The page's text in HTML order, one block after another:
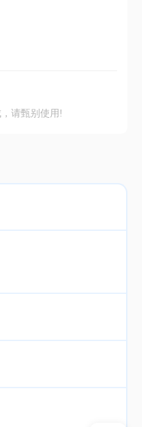
请甄别使用!